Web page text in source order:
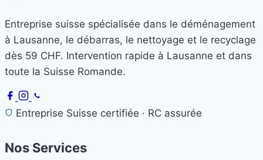
Entreprise suisse spécialisée dans le déménagement
à Lausanne, le débarras, le nettoyage et le recyclage
dès 59 CHF. Intervention rapide à Lausanne et dans
toute la Suisse Romande.
Entreprise Suisse certifiée · RC assurée
Nos Services